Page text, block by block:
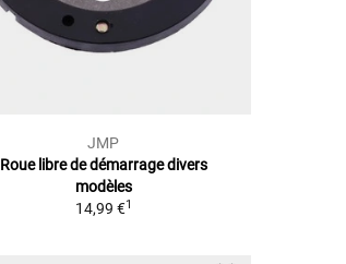
JMP
Roue libre de démarrage divers
modèles
14,99 €1